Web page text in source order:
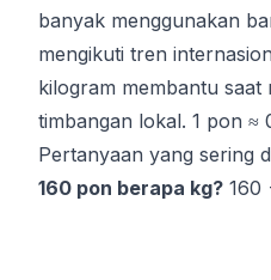
banyak menggunakan
mengikuti tren
kilogram membantu
timbangan lokal. 1 pon ≈
Pertanyaan yang sering
160 pon berapa kg? 160